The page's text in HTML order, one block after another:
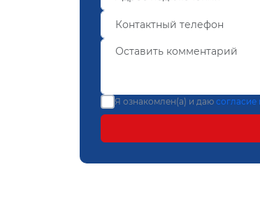
Я ознакомлен(а) и даю согласие